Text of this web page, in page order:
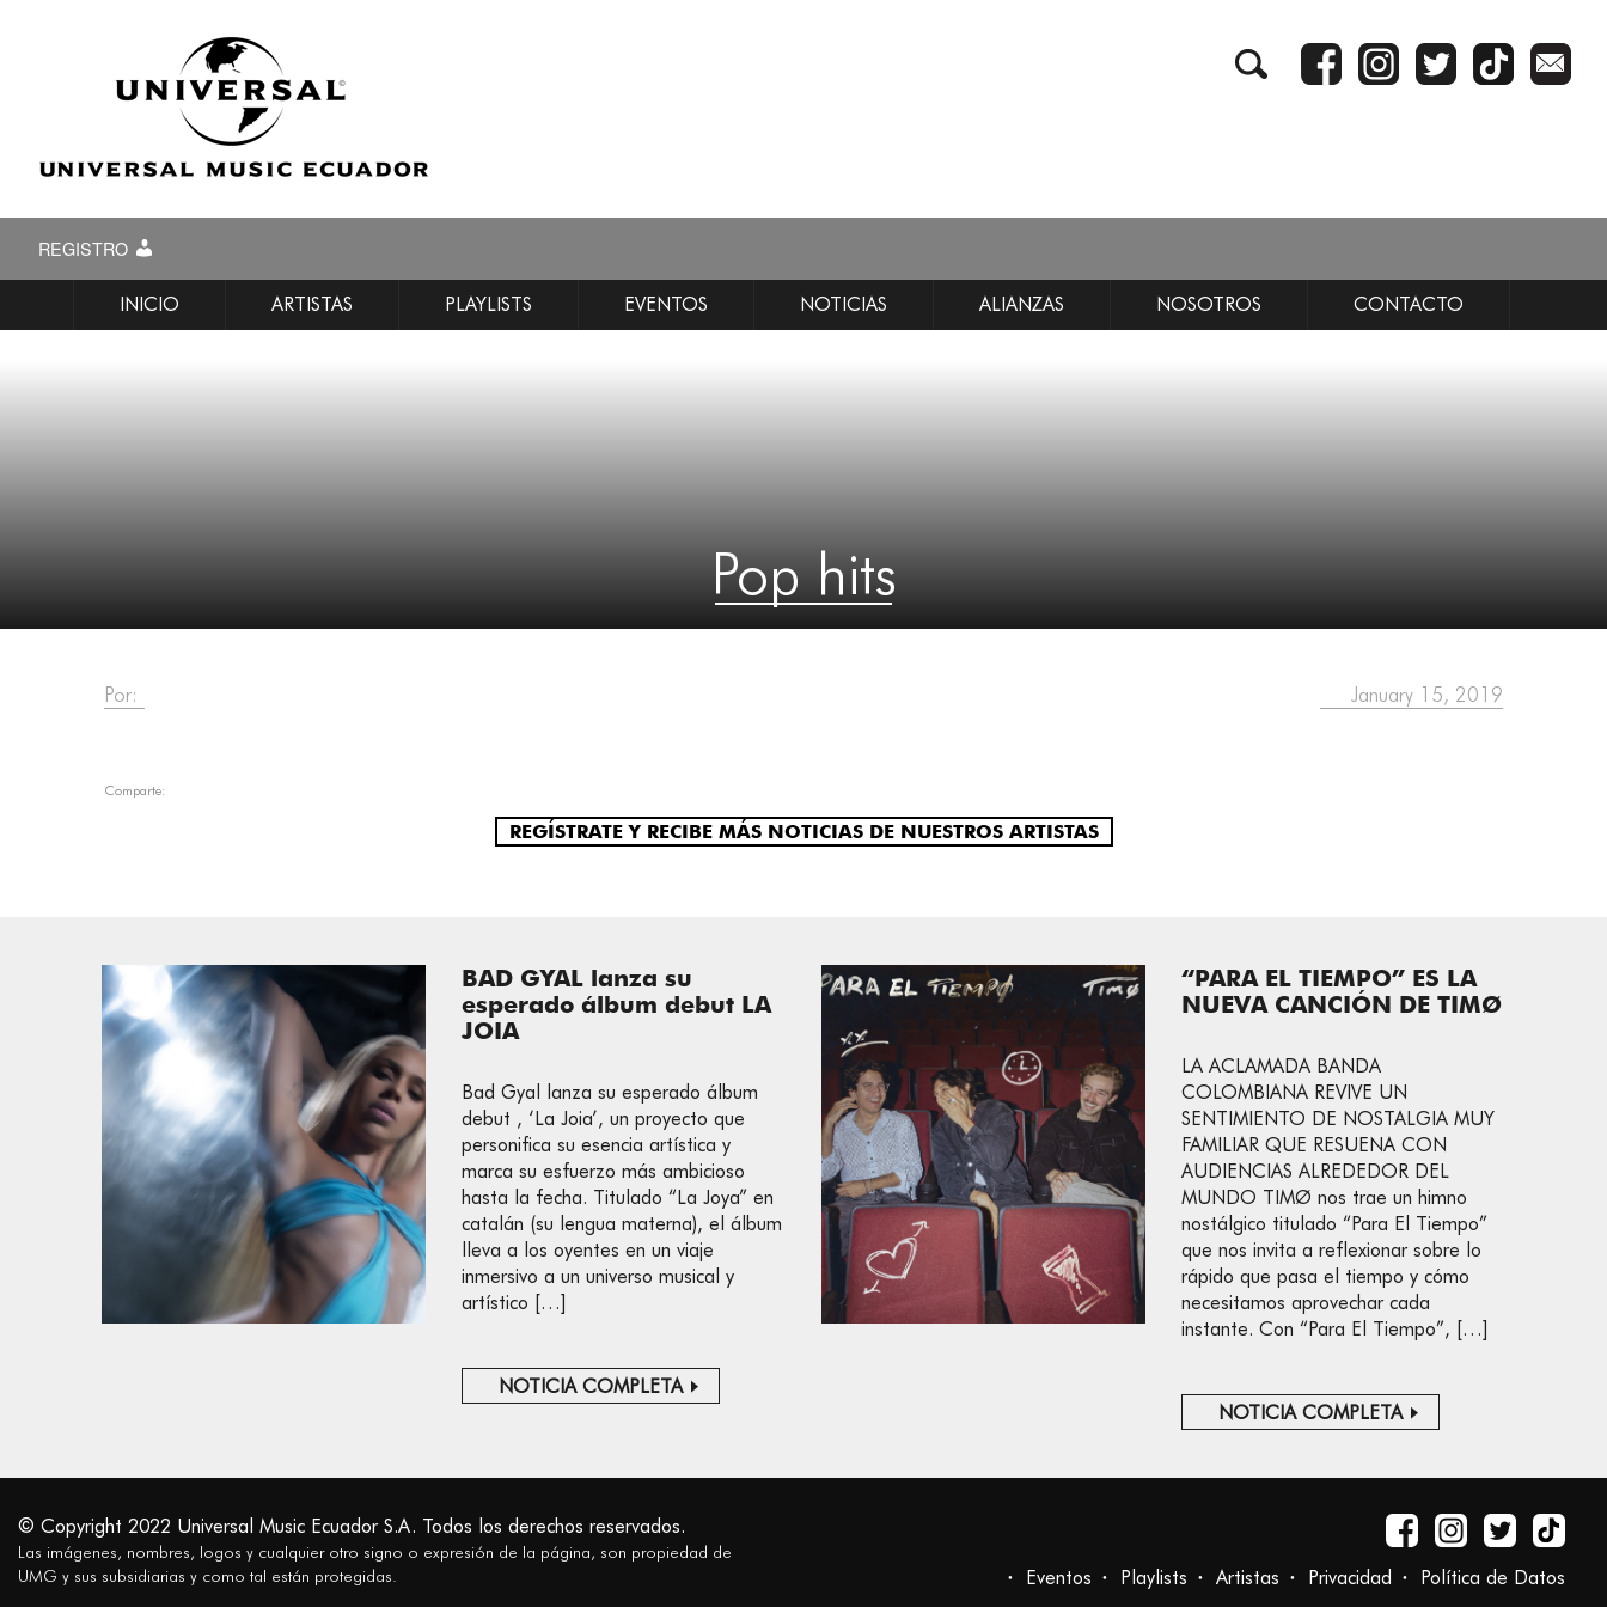
REGISTRO
INICIO ARTISTAS PLAYLISTS EVENTOS NOTICIAS ALIANZAS NOSOTROS CONTACTO
Pop hits
Por: January 15, 2019
Comparte:
REGÍSTRATE Y RECIBE MÁS NOTICIAS DE NUESTROS ARTISTAS
BAD GYAL lanza su
esperado álbum debut LA
JOIA
Bad Gyal lanza su esperado álbum
debut , ‘La Joia’, un proyecto que
personifica su esencia artística y
marca su esfuerzo más ambicioso
hasta la fecha. Titulado “La Joya” en
catalán (su lengua materna), el álbum
lleva a los oyentes en un viaje
inmersivo a un universo musical y
artístico […]
NOTICIA COMPLETA
“PARA EL TIEMPO” ES LA
NUEVA CANCIÓN DE TIMØ
LA ACLAMADA BANDA
COLOMBIANA REVIVE UN
SENTIMIENTO DE NOSTALGIA MUY
FAMILIAR QUE RESUENA CON
AUDIENCIAS ALREDEDOR DEL
MUNDO TIMØ nos trae un himno
nostálgico titulado “Para El Tiempo”
que nos invita a reflexionar sobre lo
rápido que pasa el tiempo y cómo
necesitamos aprovechar cada
instante. Con “Para El Tiempo”, […]
NOTICIA COMPLETA
© Copyright 2022 Universal Music Ecuador S.A. Todos los derechos reservados.
Las imágenes, nombres, logos y cualquier otro signo o expresión de la página, son propiedad de
UMG y sus subsidiarias y como tal están protegidas.
Eventos Playlists Artistas Privacidad Política de Datos